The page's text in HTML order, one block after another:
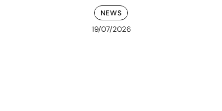
NEWS
19/07/2026